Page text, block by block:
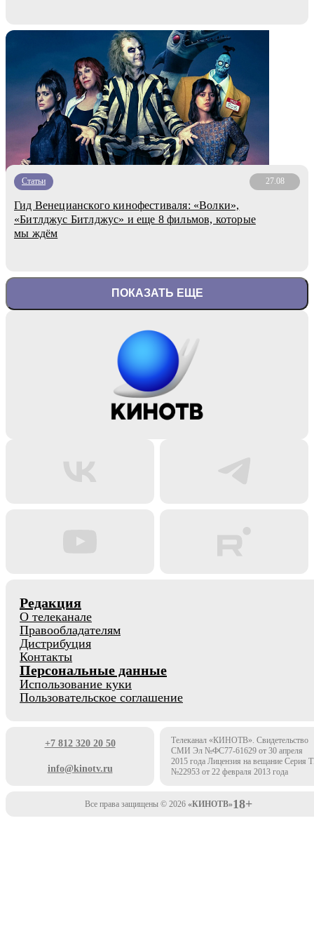
Статьи 27.08
Гид Венецианского кинофестиваля: «Волки»,
«Битлджус Битлджус» и еще 8 фильмов, которые
мы ждём
ПОКАЗАТЬ ЕЩЕ
Редакция
О телеканале
Правообладателям
Дистрибуция
Контакты
Персональные данные
Использование куки
Пользовательское соглашение
+7 812 320 20 50
info@kinotv.ru
Телеканал «КИНОТВ». Свидетельство
СМИ Эл №ФС77-61629 от 30 апреля
2015 года Лицензия на вещание Серия
№22953 от 22 февраля 2013 года
Все права защищены © 2026 «КИНОТВ»18+